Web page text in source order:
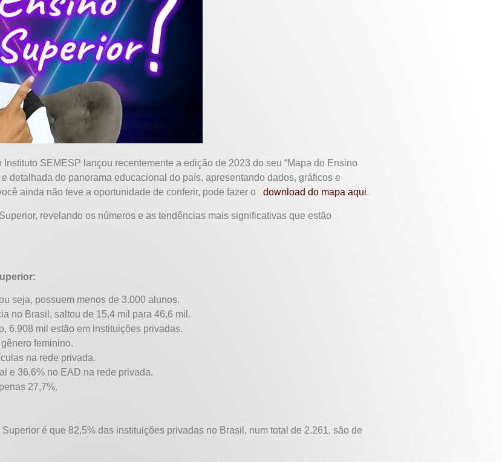
SEMESP lançou recentemente a edição de 2023 do seu “Mapa do Ensino
detalhada do panorama educacional do país, apresentando dados, gráficos e
ainda não teve a oportunidade de conferir, pode fazer o download do mapa aqui.
revelando os números e as tendências mais significativas que estão
seja, possuem menos de 3.000 alunos.
no Brasil, saltou de 15,4 mil para 46,6 mil.
6.908 mil estão em instituições privadas.
feminino.
na rede privada.
e 36,6% no EAD na rede privada.
27,7%.
é que 82,5% das instituições privadas no Brasil, num total de 2.261, são de